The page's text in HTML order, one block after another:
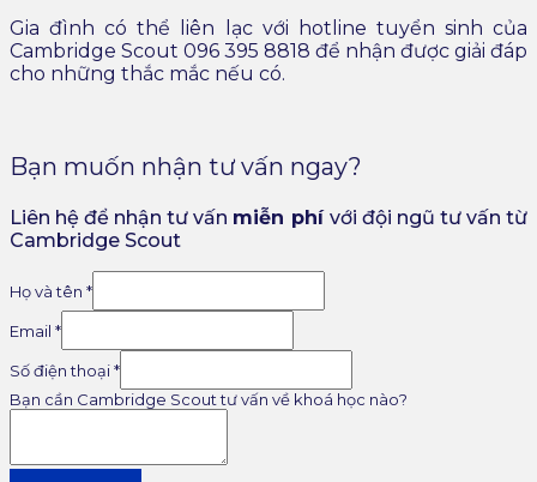
Gia đình có thể liên lạc với hotline tuyển sinh của
Cambridge Scout 096 395 8818 để nhận được giải đáp
cho những thắc mắc nếu có.
Bạn muốn nhận tư vấn ngay?
Liên hệ để nhận tư vấn miễn phí với đội ngũ tư vấn từ
Cambridge Scout
Họ và tên *
Email *
Số điện thoại*
Bạn cần Cambridge Scout tư vấn về khoá học nào?